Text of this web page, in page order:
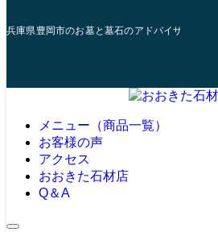
兵庫県豊岡市のお墓と墓石のアドバイザー | お
メニュー（商品一覧）
お客様の声
アクセス
おおきた石材店
Q＆A